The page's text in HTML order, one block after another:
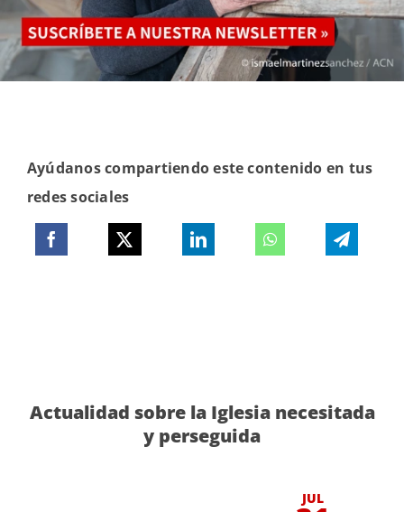
Ayúdanos compartiendo este contenido en tus
redes sociales
Actualidad sobre la Iglesia necesitada
y perseguida
JUL